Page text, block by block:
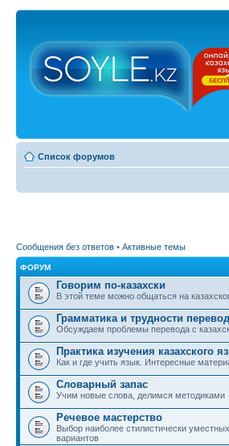
Список форумов
Сообщения без ответов • Активные темы
ФОРУМ
Говорим по-казахски
В этой теме можно общаться на
Грамматика и трудности
Обсуждаем проблемы перевода с
Практика изучения казахского
Как и где учить язык. Интересные
Словарный запас
Учим новые слова, делимся методиками
Речевое мастерство
Выбор наиболее стилистически
вариантов